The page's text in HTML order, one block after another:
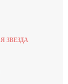
ЗВЕЗДА